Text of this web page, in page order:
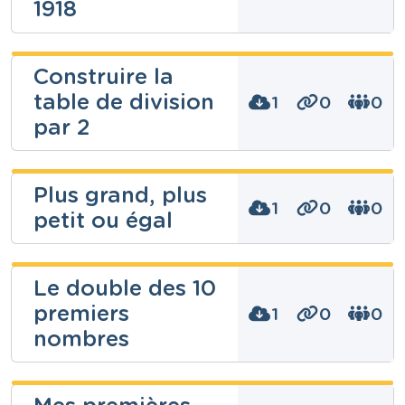
1918
Fabienne
Evrard
Niveau
Fondamental
Eveil historique
Année
4 années
Tags
11 novembre, 14-18, armistice, guerre, première
Construire la
table de division
par 2
1 0 0
Fabienne
Evrard
Niveau
Mathématiques
Année
Primaire – Deuxième année
Tags
2, diviser, représenter, tables de multiplication
Plus grand, plus
petit ou égal
1 0 0
Fabienne
Evrard
Niveau
Fondamental
Mathématiques
Le double des 10
premiers
nombres
1 0 0
Fabienne